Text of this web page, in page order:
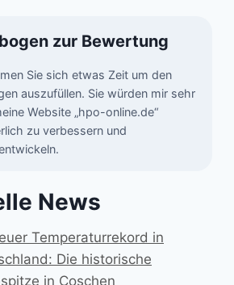
zur Bewertung
Sie sich etwas Zeit um den
auszufüllen. Sie würden mir sehr
Website „hpo-online.de“
zu verbessern und
News
Temperaturrekord in
Die historische
in Coschen